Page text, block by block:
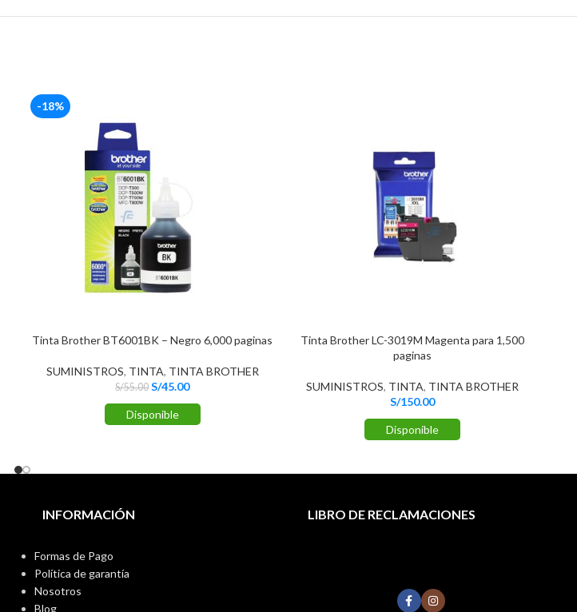
-18%
Tinta Brother BT6001BK – Negro 6,000 paginas
SUMINISTROS, TINTA, TINTA BROTHER
S/55.00 S/45.00
Disponible
Tinta Brother LC-3019M Magenta para 1,500
paginas
SUMINISTROS, TINTA, TINTA BROTHER
S/150.00
Disponible
INFORMACIÓN
Formas de Pago
Política de garantía
Nosotros
Blog
LIBRO DE RECLAMACIONES